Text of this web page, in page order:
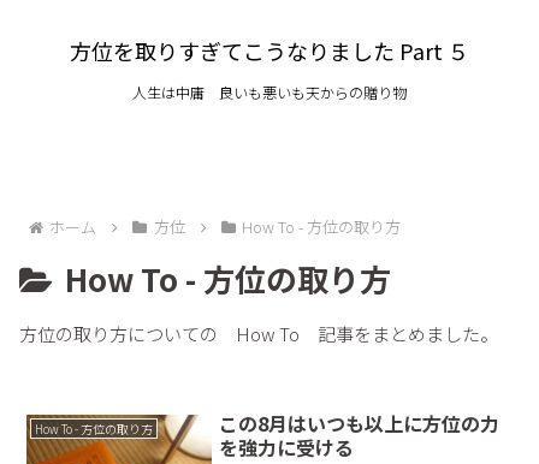
方位を取りすぎてこうなりました Part ５
人生は中庸 良いも悪いも天からの贈り物
ホーム 方位 How To - 方位の取り方
How To - 方位の取り方
方位の取り方についての How To 記事をまとめました。
How To - 方位の取り方
この8月はいつも以上に方位の力
を強力に受ける